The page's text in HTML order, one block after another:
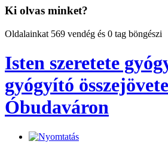
Ki olvas minket?
Oldalainkat 569 vendég és 0 tag böngészi
Isten szeretete
gyógyító
Óbudaváron